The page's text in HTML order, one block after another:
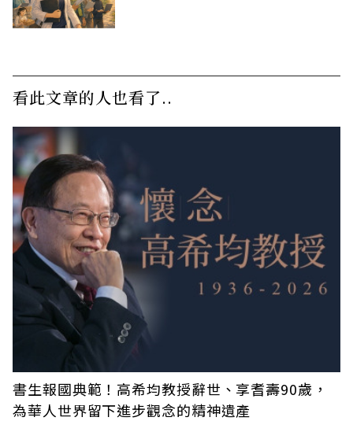
看此文章的人也看了..
書生報國典範！高希均教授辭世、享耆壽90歲，
為華人世界留下進步觀念的精神遺產